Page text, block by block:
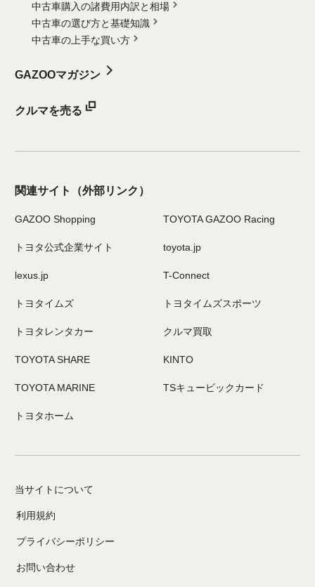
中古車購入の諸費用内訳と相場
中古車の選び方と基礎知識
中古車の上手な買い方
GAZOOマガジン
クルマを売る
関連サイト （外部リンク）
GAZOO Shopping TOYOTA GAZOO Racing
トヨタ公式企業サイト toyota.jp
lexus.jp T-Connect
トヨタイムズ トヨタイムズスポーツ
トヨタレンタカー クルマ買取
TOYOTA SHARE KINTO
TOYOTA MARINE TSキュービックカード
トヨタホーム
当サイトについて
利用規約
プライバシーポリシー
お問い合わせ